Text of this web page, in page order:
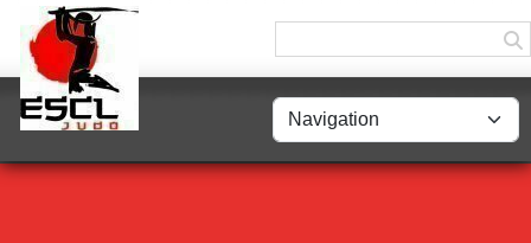
Panneau de gestion des cookies